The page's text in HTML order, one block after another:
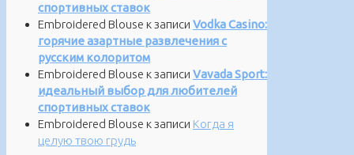
спортивных ставок
Embroidered Blouse к записи Vodka Casino:
горячие азартные развлечения с
русским колоритом
Embroidered Blouse к записи Vavada Sport:
идеальный выбор для любителей
спортивных ставок
Embroidered Blouse к записи Когда я
целую твою грудь